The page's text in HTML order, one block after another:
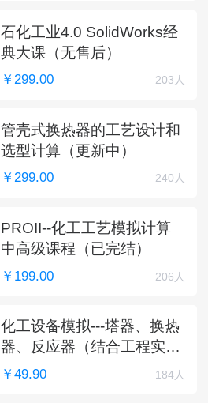
石化工业4.0 SolidWorks经
典大课（无售后）
￥299.00 203人
管壳式换热器的工艺设计和
选型计算（更新中）
￥299.00 240人
PROII--化工工艺模拟计算
中高级课程（已完结）
￥199.00 206人
化工设备模拟---塔器、换热
器、反应器（结合工程实
例）
￥49.90 184人